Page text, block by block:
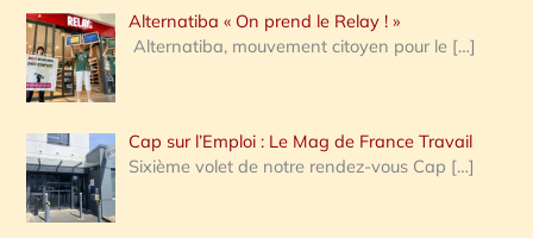
Alternatiba « On prend le Relay ! »
Alternatiba, mouvement citoyen pour le […]
Cap sur l’Emploi : Le Mag de France Travail
Sixième volet de notre rendez-vous Cap […]